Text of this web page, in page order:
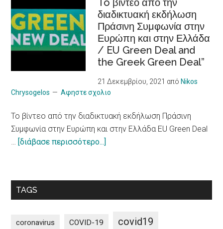
people
with
chronic
Illness
στον
τουρισμό
πόλεων
για
πιο
υπεύθυνο
μοντέλο
10
principles
on
sustainable
tourism
To βίντεο από την
διαδικτυακή εκδήλωση
Πράσινη Συμφωνία στην
Ευρώπη και στην Ελλάδα
/ EU Green Deal and
the Greek Green Deal”
21 Δεκεμβρίου, 2021 από Nikos
Chrysogelos
Αφηστε σχολιο
To βίντεο από την διαδικτυακή εκδήλωση Πράσινη
Συμφωνία στην Ευρώπη και στην Ελλάδα EU Green Deal
… [διάβασε περισσότερο...]
από
εκδήλωση
TAGS
coronavirus COVID-19 covid19